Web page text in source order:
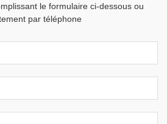
le formulaire ci-dessous ou
par téléphone